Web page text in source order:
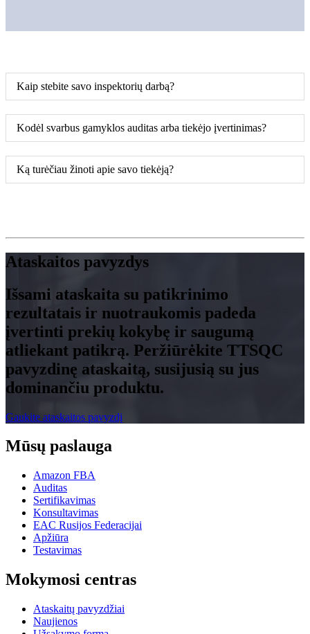
Kaip stebite savo inspektorių darbą?
Kodėl svarbus gamyklos auditas arba tiekėjo įvertinimas?
Ką turėčiau žinoti apie savo tiekėją?
Ataskaitos pavyzdys
Išsami ataskaita su patikrinimo
rezultatais ir nuotraukomis padeda
įvertinti prekių kokybę ir saugumą
atliekant patikrą. Peržiūrėkite TTSQC
pavyzdinę ataskaitą, susijusią su jus
dominančiu produktu.
Gaukite ataskaitos pavyzdį
Mūsų paslauga
Amazon FBA
Auditas
Sertifikavimas
Konsultavimas
EAC Rusijos Federacijai
Apžiūra
Testavimas
Mokymosi centras
Ataskaitų pavyzdžiai
Naujienos